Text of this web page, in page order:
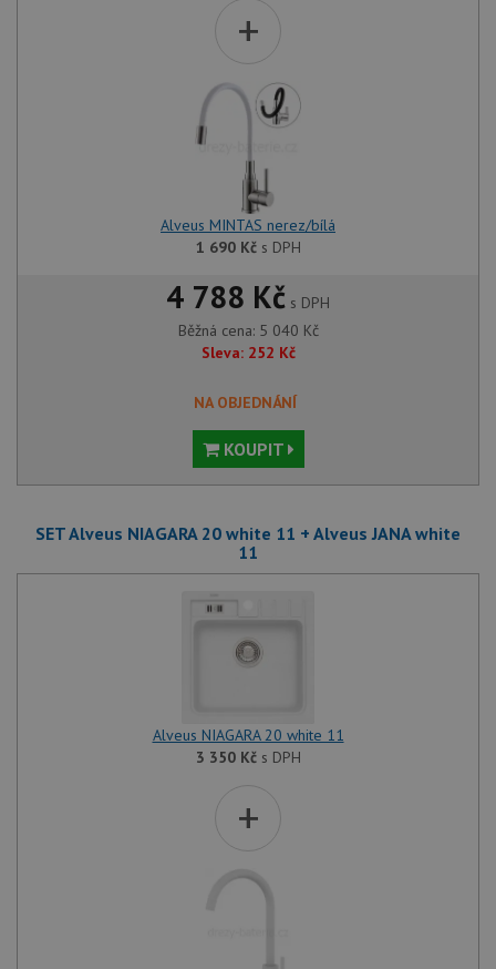
+
Alveus MINTAS nerez/bílá
1 690 Kčs DPH
4 788 Kč s DPH
Běžná cena: 5 040 Kč
Sleva: 252 Kč
NA OBJEDNÁNÍ
KOUPIT
SET Alveus NIAGARA 20 white 11 + Alveus JANA white
11
Alveus NIAGARA 20 white 11
3 350 Kčs DPH
+